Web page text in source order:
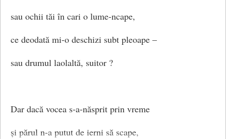
sau ochii tăi în cari o lume-ncape,
ce deodată mi-o deschizi subt pleoape –
sau drumul laolaltă, suitor ?
Dar dacă vocea s-a-năsprit prin vreme
și părul n-a putut de ierni să scape,